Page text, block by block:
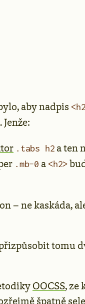
aby nadpis
Jenže:
.tabs h2 a ten
.mb-0 a<h2>
– ne kaskáda,
tomu
OOCSS, ze
špatně